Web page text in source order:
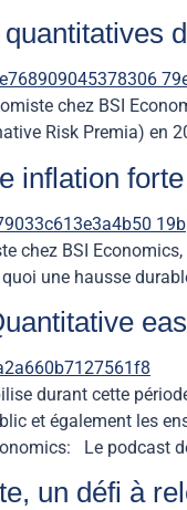
chez BSI
Risk Premia) en
inflation
chez BSI
une hausse
durant cette
et également les
Le podcast
un défi à